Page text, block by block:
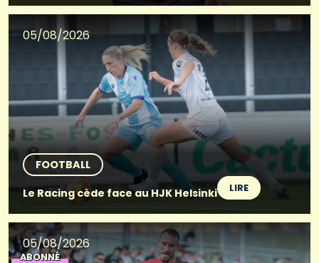
05/08/2026
FOOTBALL
Le Racing cède face au HJK Helsinki
LIRE
05/08/2026
ABONNÉ